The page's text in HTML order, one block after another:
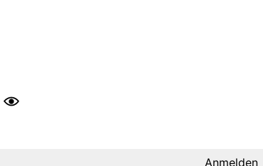
Anmelden